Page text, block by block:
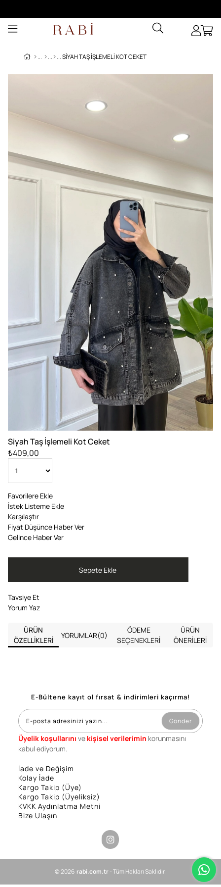
SIYAH TAŞ İŞLEMELI KOT CEKET
Siyah Taş İşlemeli Kot Ceket
₺409,00
Favorilere Ekle
İstek Listeme Ekle
Karşılaştır
Fiyat Düşünce Haber Ver
Gelince Haber Ver
Tavsiye Et
Yorum Yaz
ÜRÜN
ÖZELLIKLERI
YORUMLAR(0)
ÖDEME
SEÇENEKLERI
ÜRÜN
ÖNERILERI
E-Bültene kayıt ol fırsat & indirimleri kaçırma!
Gönder
Üyelik koşullarını ve kişisel verilerimin korunmasını
kabul ediyorum.
İade ve Değişim
Kolay İade
Kargo Takip (Üye)
Kargo Takip (Üyeliksiz)
KVKK Aydınlatma Metni
Bize Ulaşın
© 2026 rabi.com.tr- Tüm Hakları Saklıdır.